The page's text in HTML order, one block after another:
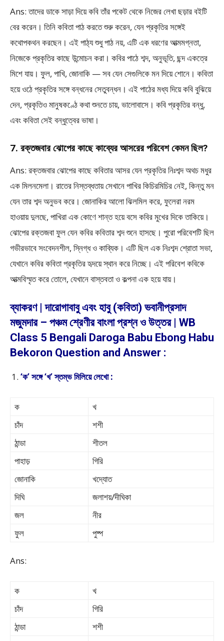
Ans: তাদের ডাকে সাড়া দিয়ে কবি তাঁর পকেট থেকে নিজের লেখা ছড়ার বইটি
বের করেন। তিনি কবিতা পাঠ করতে শুরু করেন, যেন প্রকৃতির সঙ্গেই
কথোপকথন করছেন। এই পাঠ্য শুধু পাঠ নয়, এটি এক ধরণের আত্মমগ্নতা,
নিজেকে প্রকৃতির কাছে উন্মোচন করা। কবির পাঠে শব্দ, অনুভূতি, ছন্দ একত্রে
মিশে যায়। ফুল, পাখি, জোনাকি — সব যেন সেগুলিকে মন দিয়ে শোনে। কবিতা
হয়ে ওঠে প্রকৃতির সঙ্গে বন্ধনের সেতুবন্ধন। এই পাঠের মধ্য দিয়ে কবি বুঝিয়ে
দেন, প্রকৃতিও মানুষকণ্ঠে কথা শুনতে চায়, ভালোবাসে। কবি প্রকৃতির বন্ধু,
এবং কবিতা সেই বন্ধুত্বের ভাষা।
7. রক্তজবার ঝোপের কাছে কাব্যের আসরের পরিবেশ কেমন ছিল?
Ans: রক্তজবার ঝোপের কাছে কবিতার আসর যেন প্রকৃতির নিঃশব্দ অথচ মধুর
এক মিলনমেলা। রাতের নিস্তব্ধতায় সেখানে পাখির কিচিরমিচির নেই, কিন্তু মন
যেন তার শব্দ অনুভব করে। জোনাকির আলো ঝিলমিল করে, ফুলেরা নরম
হাওয়ায় দুলছে, পাখিরা এক কোণে শান্ত হয়ে বসে কবির মুখের দিকে তাকিয়ে।
ঝোপের রক্তজবা ফুল যেন কবির কবিতার শব্দ শুনে হাসছে। পুরো পরিবেশটি ছিল
গভীরভাবে সংবেদনশীল, স্নিগ্ধ ও কাব্যিক। এটি ছিল এক নিঃশব্দ শ্রোতা সভা,
যেখানে কবির কবিতা প্রকৃতির হৃদয়ে স্থান করে নিচ্ছে। এই পরিবেশ কবিকে
আত্মবিস্মৃত করে তোলে, যেখানে বাস্তবতা ও কল্পনা এক হয়ে যায়।
ব্যাকরণ | দারোগাবাবু এবং হাবু (কবিতা) ভবানীপ্রসাদ
মজুমদার – পঞ্চম শ্রেণীর বাংলা প্রশ্ন ও উত্তর | WB
Class 5 Bengali Daroga Babu Ebong Habu
Bekoron Question and Answer :
‘ক’ সঙ্গে ‘খ’ স্তম্ভ মিলিয়ে লেখো :
ক
খ
চাঁদ
শশী
ঠান্ডা
শীতল
পাহাড়
গিরি
জোনাকি
খদ্যোত
দিঘি
জলাশয়/দীঘিকা
জল
নীর
ফুল
পুষ্প
Ans:
ক
খ
চাঁদ
গিরি
ঠান্ডা
শশী